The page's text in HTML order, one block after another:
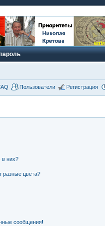
Пользователи Регистрация
в них?
разные цвета?
сообщения!